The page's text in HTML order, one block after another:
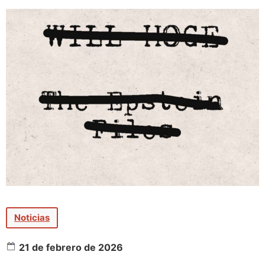
Noticias
21 de febrero de 2026